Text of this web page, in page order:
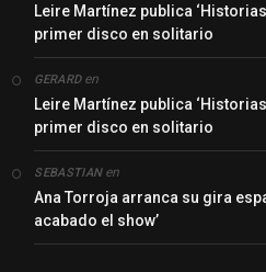
Leire Martínez publica
primer disco en solitario
GERARDen
Leire Martínez publica
primer disco en solitario
SEBASTIANen
Ana Torroja arranca su gira
acabado el show’